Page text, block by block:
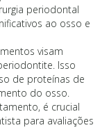
periodontal
ao osso e
visam
Isso
de proteínas de
do osso.
é crucial
para avaliações